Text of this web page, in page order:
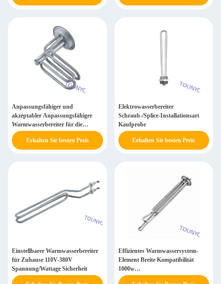
Anpassungsfähiger und
akzeptabler Anpassungsfähiger
Warmwasserbereiter für die
Heimwasserheizung
Erhalten Sie besten Preis
Elektrowasserbereiter
Schraub-/Splice-Installationsart
Kaufprobe
Erhalten Sie besten Preis
Einstellbarer Warmwasserbereiter
für Zuhause 110V-380V
Spannung/Wattage Sicherheit
Effizientes Warmwassersystem-
Element Breite Kompatibilität
1000w
Warmwasserheizungselement